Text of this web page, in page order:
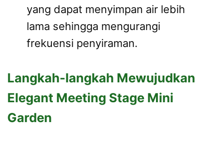
yang dapat menyimpan air lebih
lama sehingga mengurangi
frekuensi penyiraman.
Langkah-langkah Mewujudkan
Elegant Meeting Stage Mini
Garden